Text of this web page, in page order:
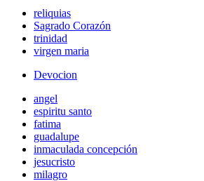
reliquias
Sagrado Corazón
trinidad
virgen maria
Devocion
angel
espiritu santo
fatima
guadalupe
inmaculada concepción
jesucristo
milagro